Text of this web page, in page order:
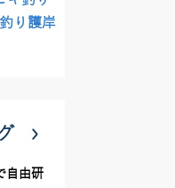
り護岸
自由研